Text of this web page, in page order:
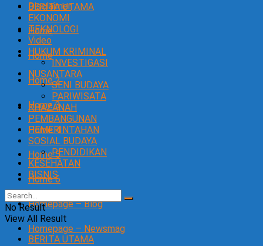
Disclaimer
Home
Home
Home 2
Home 3
Home 4
Home 5
Home 6
Homepage – Blog
Homepage – Newsmag
BERITA UTAMA
EKONOMI
TEKNOLOGI
Video
HUKUM KRIMINAL
INVESTIGASI
NUSANTARA
SENI BUDAYA
PARIWISATA
KHAZANAH
PEMBANGUNAN
PEMERINTAHAN
SOSIAL BUDAYA
PENDIDIKAN
KESEHATAN
BISNIS
No Result
View All Result
BERITA UTAMA